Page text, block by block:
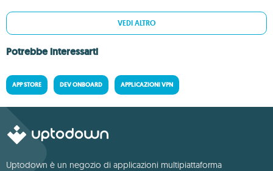
VEDI ALTRO
Potrebbe interessarti
APP STORE DEV ONBOARD APPLICAZIONI VPN
Uptodown è un negozio di applicazioni multipiattaforma